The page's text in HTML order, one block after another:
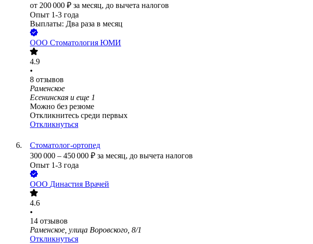
от 200 000 ₽ за месяц, до вычета налогов
Опыт 1-3 года
Выплаты: Два раза в месяц
ООО Стоматология ЮМИ
4.9
•
8 отзывов
Раменское
Есенинская и еще 1
Можно без резюме
Откликнитесь среди первых
Откликнуться
Стоматолог-ортопед
300 000 – 450 000 ₽ за месяц, до вычета налогов
Опыт 1-3 года
ООО Династия Врачей
4.6
•
14 отзывов
Раменское, улица Воровского, 8/1
Откликнуться